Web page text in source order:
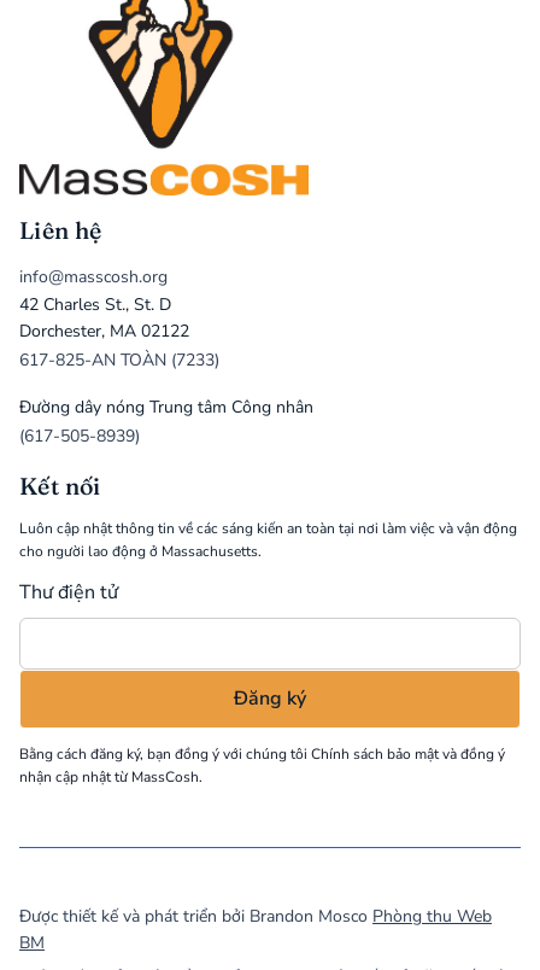
Liên hệ
info@masscosh.org
42 Charles St., St. D
Dorchester, MA 02122
617-825-AN TOÀN (7233)
Đường dây nóng Trung tâm Công nhân
(617-505-8939)
Kết nối
Luôn cập nhật thông tin về các sáng kiến an toàn tại nơi làm việc và vận động
cho người lao động ở Massachusetts.
Thư điện tử
Bằng cách đăng ký, bạn đồng ý với chúng tôi Chính sách bảo mậtvà đồng ý
nhận cập nhật từ MassCosh.
Được thiết kế và phát triển bởi Brandon Mosco Phòng thu Web
BM